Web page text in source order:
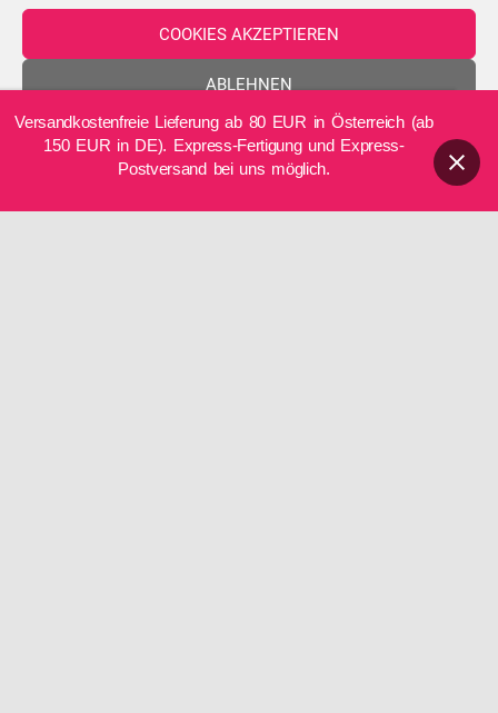
COOKIES AKZEPTIEREN
ABLEHNEN
EINSTELLUNGEN ANZEIGEN
Datenschutzerklärung
h
:
Mittwoch 15:00–20:00 Uhr
Versandkostenfreie Lieferung ab 80 EUR in Österreich (ab
150 EUR in DE). Express-Fertigung und Express-
Postversand bei uns möglich.